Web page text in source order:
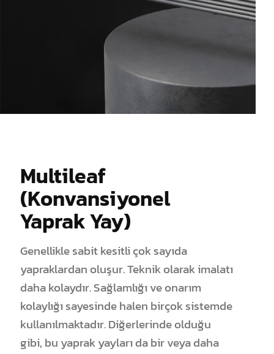
Multileaf
(Konvansiyonel
Yaprak Yay)
Genellikle sabit kesitli çok sayıda
yapraklardan oluşur. Teknik olarak imalatı
daha kolaydır. Sağlamlığı ve onarım
kolaylığı sayesinde halen birçok sistemde
kullanılmaktadır. Diğerlerinde olduğu
gibi, bu yaprak yayları da bir veya daha